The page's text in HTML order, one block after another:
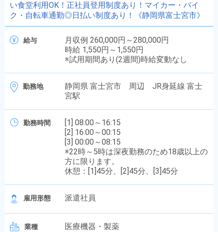
い食堂利用OK！正社員登用制度あり！マイカー・バイ
ク・自転車通勤◎日払い制度あり！《静岡県富士宮市》
給与
月収例 260,000円～280,000円
時給 1,550円～1,550円
※試用期間あり(2週間)時給変動なし
勤務地
静岡県 富士宮市 周辺 JR身延線 富士
宮駅
勤務時間
[1] 08:00～16:15
[2] 16:00～00:15
[3] 00:00～08:15
※22時～5時は深夜勤務のため18歳以上の
方に限ります。
休憩：[1]45分、[2]45分、[3]45分
雇用形態 派遣社員
業種 医療機器・製薬